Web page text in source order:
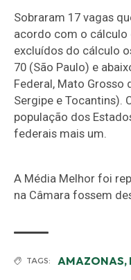
Sobraram 17 vagas
acordo com o cálculo
excluídos do cálculo
70 (São Paulo) e
Federal, Mato Grosso
Sergipe e Tocantins).
população dos
federais mais um.
A Média Melhor foi
na Câmara fossem
TAGS: AMAZONAS,